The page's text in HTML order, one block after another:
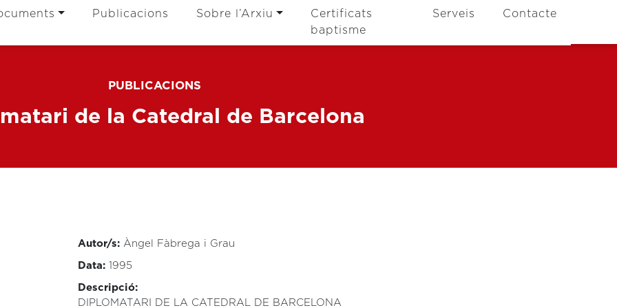
Publicacions Sobre l’Arxiu
Certificats
baptisme
Serveis Contacte
PUBLICACIONS
de la Catedral de Barcelona
Autor/s: Àngel Fàbrega i Grau
Data: 1995
Descripció:
DIPLOMATARI DE LA CATEDRAL DE BARCELONA